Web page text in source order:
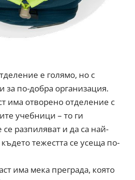
е голямо, но с
за по-добра организация.
има отворено отделение с
учебници – то ги
разпиляват и да са най-
тежестта се усеща по-
има мека преграда, която